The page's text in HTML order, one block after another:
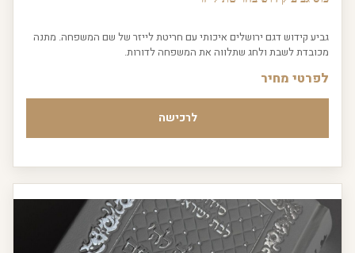
גביע קידוש דגם ירושלים איכותי עם חריטת לייזר של שם המשפחה. מתנה
מכובדת לשבת ולחג שתלווה את המשפחה לדורות.
לפרטי מחיר
לרכישה